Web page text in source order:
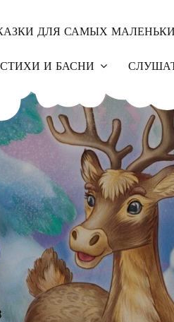
ДЛЯ САМЫХ
СТИХИ И БАСНИ